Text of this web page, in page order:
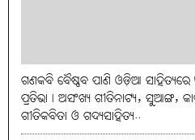
ଗଣକବି ବୈଷ୍ଣବ ପାଣି ଓଡ଼ିଆ
ପ୍ରତିଭା। ଅସଂଖ୍ୟ ଗୀତିନାଟ୍ୟ, ସୁଆଙ୍ଗ,
ଗୀତିକବିତା ଓ ଗଦ୍ୟସାହିତ୍ୟ..